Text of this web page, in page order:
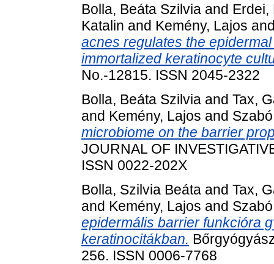
Bolla, Beáta Szilvia and Erdei,
Katalin and Kemény, Lajos
acnes regulates the
immortalized keratinocyte
No.-12815. ISSN 2045-2322
Bolla, Beáta Szilvia and Tax,
and Kemény, Lajos and
microbiome on the barrier
JOURNAL OF
ISSN 0022-202X
Bolla, Szilvia Beáta and Tax,
and Kemény, Lajos and
epidermális barrier funkcióra
keratinocitákban.
256. ISSN 0006-7768